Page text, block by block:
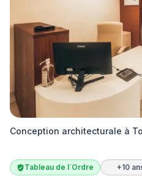
Conception architecturale à
Tableau de l´Ordre +10